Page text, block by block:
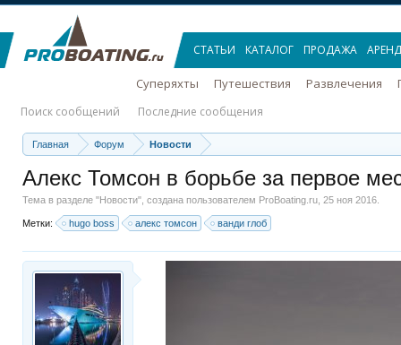
Главная Форум Новости
Алекс Томсон в борьбе за первое
Тема в разделе "Новости", создана пользователем ProBoating.ru 25 ноя 2016
Метки: hugo boss алекс томсон ванди глоб
СТАТЬИ КАТАЛОГ ПРОДАЖА
Суперяхты Путешествия Развлечения
Поиск сообщений Последние сообщения